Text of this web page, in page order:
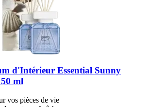
d'Intérieur Essential Sunny
ml
vos pièces de vie